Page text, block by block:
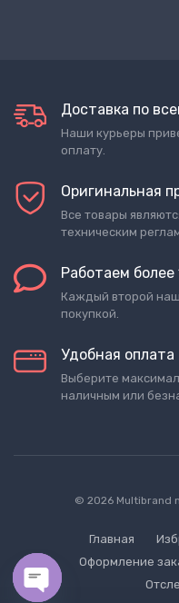
Доставка по
Наши курьеры
оплату.
Оригинальная
Все товары
техническим
Работаем более
Каждый второй
покупкой.
Удобная оплата
Выберите
наличным или
© 2026 Multibrand
Главная
Оформление